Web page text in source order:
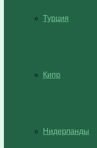
Турция
Кипр
Нидерланды